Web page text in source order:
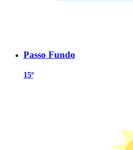
Passo Fundo
15º